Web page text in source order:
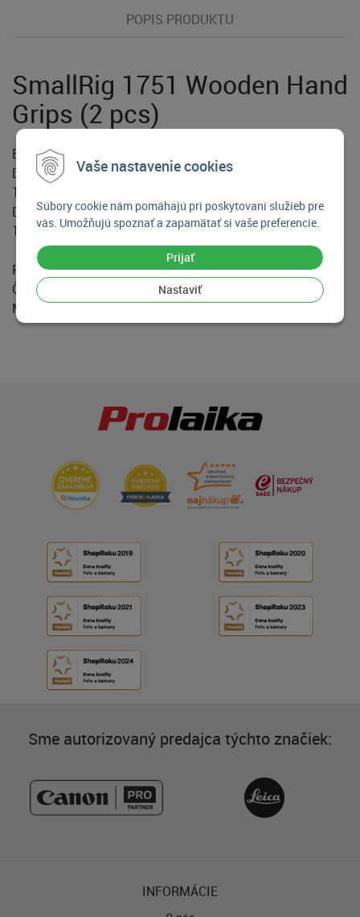
Vaše nastavenie cookies
Súbory cookie nám pomáhajú pri poskytovaní služieb pre
vás. Umožňujú spoznať a zapamätať si vaše preferencie.
Prijať
Nastaviť
POPIS PRODUKTU
SmallRig 1751 Wooden Hand
Grips (2 pcs)
Balenie obsahuje:
Drevená rukoväť SmallRig (pravá strana) pre klietku DSLR
1747
Drevená rukoväť SmallRig (ľavá strana) pre klietku DSLR
1738
Rozmery produktu: 90 x 50 x 30 mm
Čistá hmotnosť: 199 g
Materiál (-y): Rosewood
Sme autorizovaný predajca týchto značiek:
INFORMÁCIE